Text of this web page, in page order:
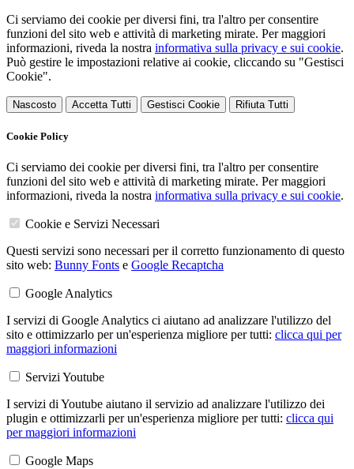
Ci serviamo dei cookie per diversi fini, tra l'altro per consentire
funzioni del sito web e attività di marketing mirate. Per maggiori
informazioni, riveda la nostra informativa sulla privacy e sui cookie.
Può gestire le impostazioni relative ai cookie, cliccando su "Gestisci
Cookie".
Nascosto Accetta Tutti Gestisci Cookie Rifiuta Tutti
Cookie Policy
Ci serviamo dei cookie per diversi fini, tra l'altro per consentire
funzioni del sito web e attività di marketing mirate. Per maggiori
informazioni, riveda la nostra informativa sulla privacy e sui cookie.
Cookie e Servizi Necessari
Questi servizi sono necessari per il corretto funzionamento di questo
sito web: Bunny Fonts e Google Recaptcha
Google Analytics
I servizi di Google Analytics ci aiutano ad analizzare l'utilizzo del
sito e ottimizzarlo per un'esperienza migliore per tutti: clicca qui per
maggiori informazioni
Servizi Youtube
I servizi di Youtube aiutano il servizio ad analizzare l'utilizzo dei
plugin e ottimizzarli per un'esperienza migliore per tutti: clicca qui
per maggiori informazioni
Google Maps